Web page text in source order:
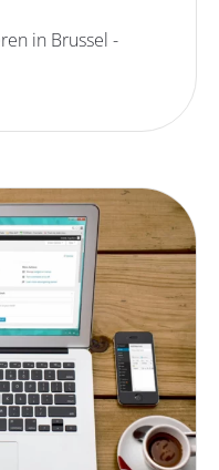
in Brussel -